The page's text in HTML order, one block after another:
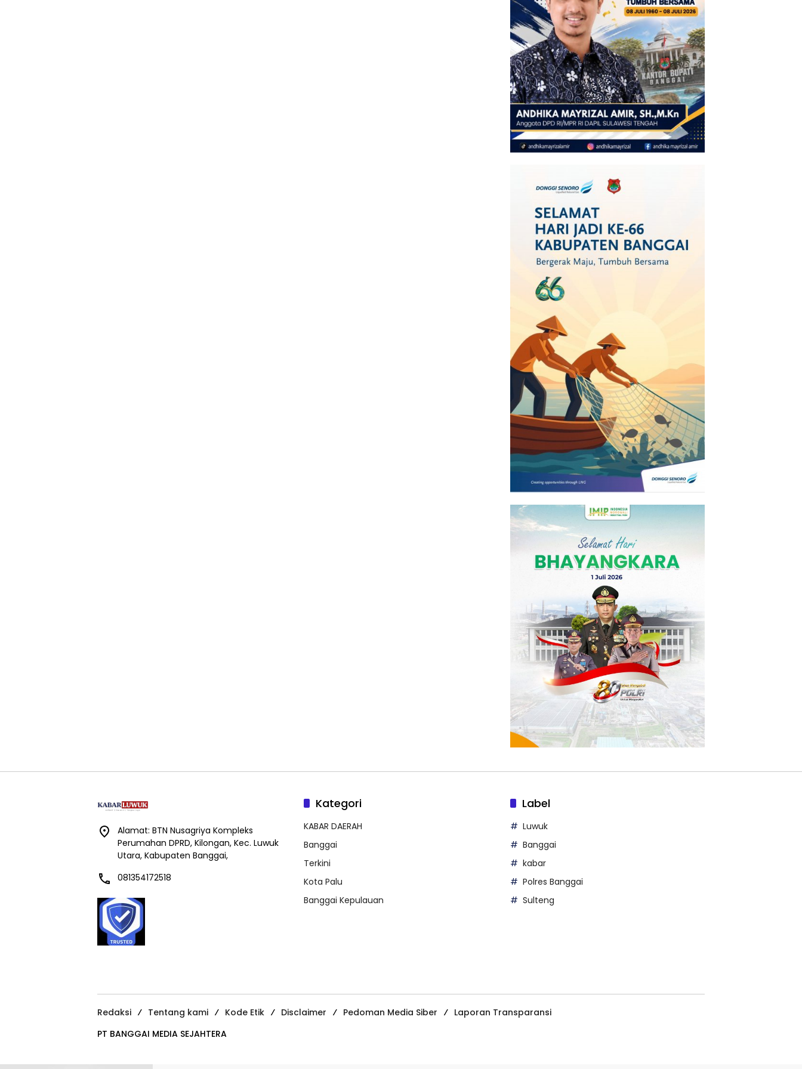
Alamat: BTN Nusagriya Kompleks
Perumahan DPRD, Kilongan, Kec. Luwuk
Utara, Kabupaten Banggai,
081354172518
Kategori
KABAR DAERAH
Banggai
Terkini
Kota Palu
Banggai Kepulauan
Label
Luwuk
Banggai
kabar
Polres Banggai
Sulteng
Redaksi Tentang kami Kode Etik Disclaimer Pedoman Media Siber
Laporan Transparansi
PT BANGGAI MEDIA SEJAHTERA